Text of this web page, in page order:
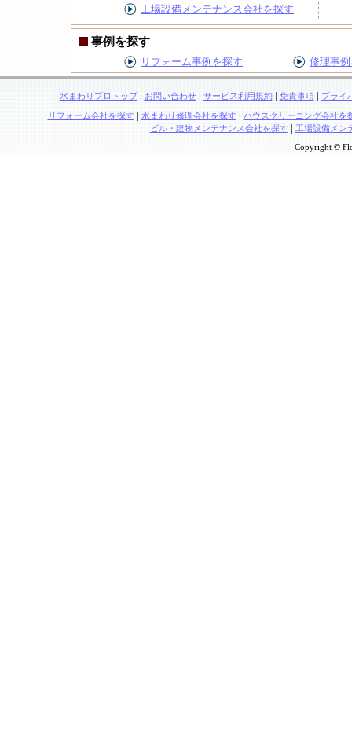
工場設備メンテナンス会社を探す
事例を探す
リフォーム事例を探す 修理事
水まわりプロトップ| お問い合わせ| サービス利用規約| 免責事項| プライ
リフォーム会社を探す | 水まわり修理会社を探す | ハウスクリーニング会社を
ビル・建物メンテナンス会社を探す| 工場設備メン
Copyright ©